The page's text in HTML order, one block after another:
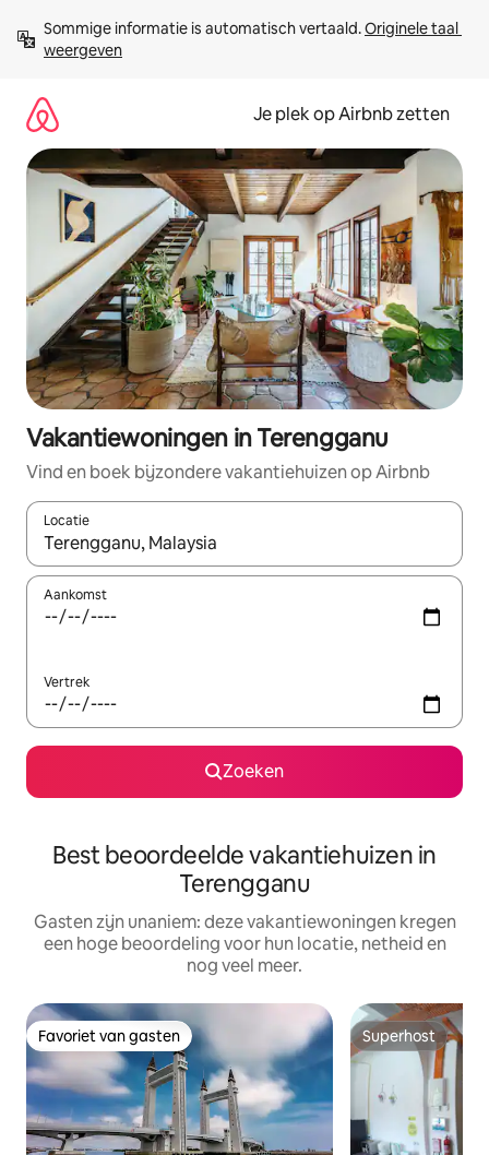
direct
naar
Sommige informatie is automatisch vertaald. Originele taal
weergeven
Je plek op Airbnb zetten
Vakantiewoningen in Terengganu
Vind en boek bijzondere vakantiehuizen op Airbnb
Locatie
Wanneer er resultaten beschikbaar zijn, maak je een keuze
Aankomst
Vertrek
Zoeken
Best beoordeelde vakantiehuizen in
Terengganu
Gasten zijn unaniem: deze vakantiewoningen kregen
een hoge beoordeling voor hun locatie, netheid en
nog veel meer.
Favoriet van gasten
Favoriet van gasten Superhost
Superhost